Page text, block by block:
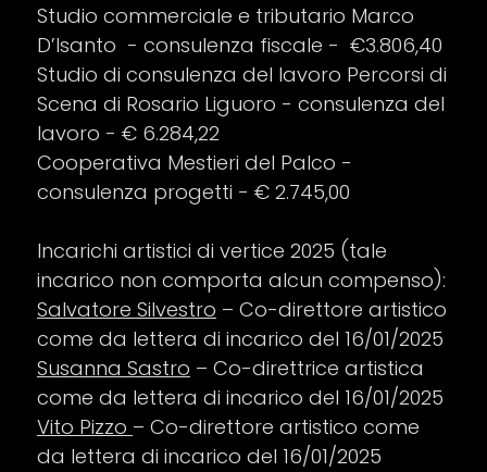
Studio commerciale e tributario Marco
D’Isanto - consulenza fiscale - €3.806,40
Studio di consulenza del lavoro Percorsi di
Scena di Rosario Liguoro - consulenza del
lavoro - € 6.284,22
Cooperativa Mestieri del Palco -
consulenza progetti - € 2.745,00
Incarichi artistici di vertice 2025 (tale
incarico non comporta alcun compenso):
Salvatore Silvestro – Co-direttore artistico
come da lettera di incarico del 16/01/2025
Susanna Sastro – Co-direttrice artistica
come da lettera di incarico del 16/01/2025
Vito Pizzo – Co-direttore artistico come
da lettera di incarico del 16/01/2025